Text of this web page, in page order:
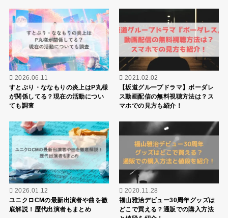
2026.06.11
すとぷり・ななもりの炎上はP丸様
が関係してる？現在の活動につい
ても調査
2021.02.02
【坂道グループドラマ】ボーダレ
ス動画配信の無料視聴方法は？ス
マホでの見方も紹介！
2026.01.12
ユニクロCMの最新出演者や曲を徹
底解説！歴代出演者もまとめ
2020.11.28
福山雅治デビュー30周年グッズは
どこで買える？通販での購入方法